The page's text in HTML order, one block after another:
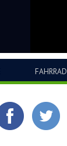
FAHRRAD